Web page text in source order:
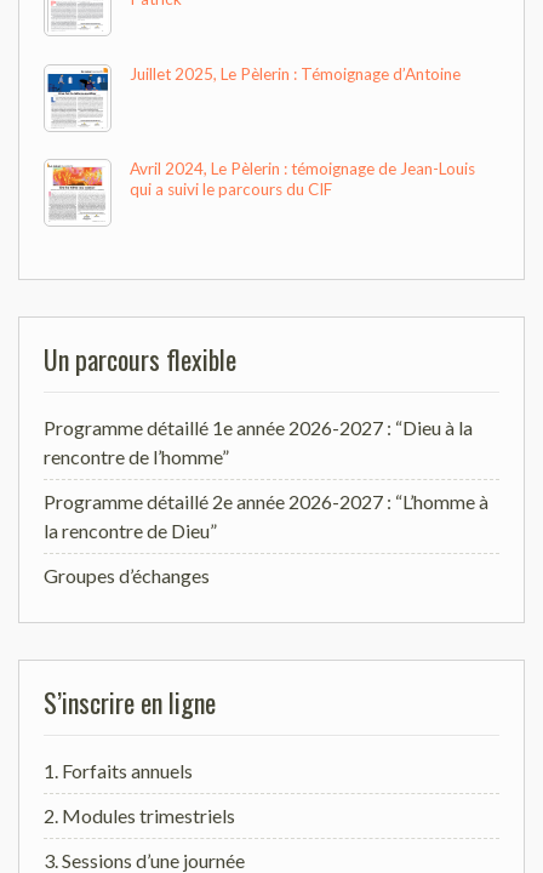
Juillet 2025, Le Pèlerin : Témoignage d’Antoine
Avril 2024, Le Pèlerin : témoignage de Jean-Louis
qui a suivi le parcours du CIF
Un parcours flexible
Programme détaillé 1e année 2026-2027 : “Dieu à la
rencontre de l’homme”
Programme détaillé 2e année 2026-2027 : “L’homme à
la rencontre de Dieu”
Groupes d’échanges
S’inscrire en ligne
1. Forfaits annuels
2. Modules trimestriels
3. Sessions d’une journée